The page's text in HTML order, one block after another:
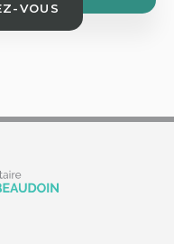
VOUS